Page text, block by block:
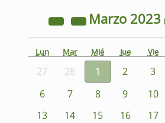
Marzo 2023
Lun Mar Mié Jue Vie
27 28 1 2 3
6
7 8 9 10
13
14 15 16 17